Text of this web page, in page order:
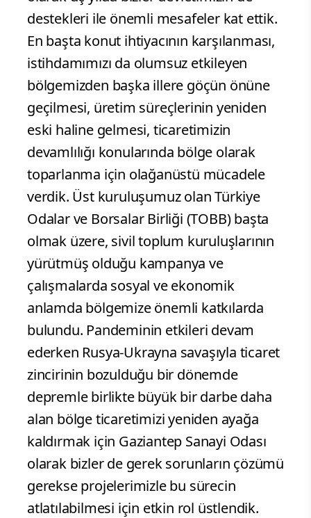
destekleri ile önemli mesafeler kat ettik.
En başta konut ihtiyacının karşılanması,
istihdamımızı da olumsuz etkileyen
bölgemizden başka illere göçün önüne
geçilmesi, üretim süreçlerinin yeniden
eski haline gelmesi, ticaretimizin
devamlılığı konularında bölge olarak
toparlanma için olağanüstü mücadele
verdik. Üst kuruluşumuz olan Türkiye
Odalar ve Borsalar Birliği (TOBB) başta
olmak üzere, sivil toplum kuruluşlarının
yürütmüş olduğu kampanya ve
çalışmalarda sosyal ve ekonomik
anlamda bölgemize önemli katkılarda
bulundu. Pandeminin etkileri devam
ederken Rusya-Ukrayna savaşıyla ticaret
zincirinin bozulduğu bir dönemde
depremle birlikte büyük bir darbe daha
alan bölge ticaretimizi yeniden ayağa
kaldırmak için Gaziantep Sanayi Odası
olarak bizler de gerek sorunların çözümü
gerekse projelerimizle bu sürecin
atlatılabilmesi için etkin rol üstlendik.